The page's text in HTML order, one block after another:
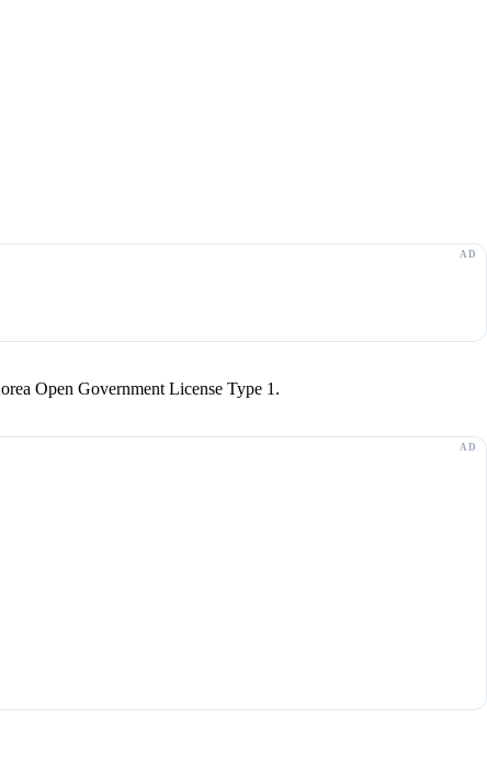
Open Government License Type 1.